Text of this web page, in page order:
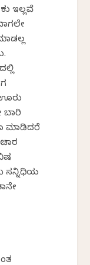
ಇಲ್ಲವೆ
ಬಾರಿ
ಮಾಡಿದರೆ
ಸನ್ನಿಧಿಯ